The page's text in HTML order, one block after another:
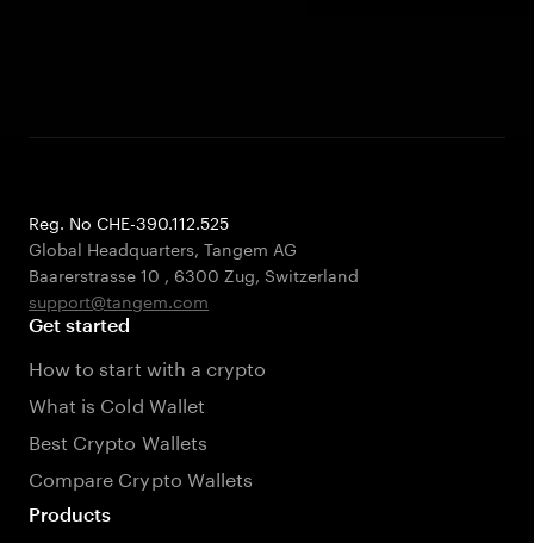
Reg. No CHE-390.112.525
Global Headquarters, Tangem AG
Baarerstrasse 10 , 6300 Zug, Switzerland
support@tangem.com
Get started
How to start with a crypto
What is Cold Wallet
Best Crypto Wallets
Compare Crypto Wallets
Products